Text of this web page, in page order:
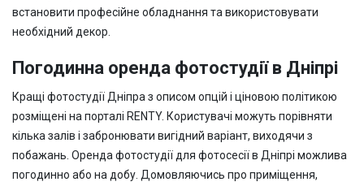
встановити професійне обладнання та використовувати
необхідний декор.
Погодинна оренда фотостудії в Дніпрі
Кращі фотостудії Дніпра з описом опцій і ціновою політикою
розміщені на порталі RENTY. Користувачі можуть порівняти
кілька залів і забронювати вигідний варіант, виходячи з
побажань. Оренда фотостудії для фотосесії в Дніпрі можлива
погодинно або на добу. Домовляючись про приміщення,